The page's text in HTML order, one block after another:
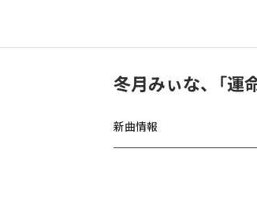
冬月みぃな、「運
新曲情報